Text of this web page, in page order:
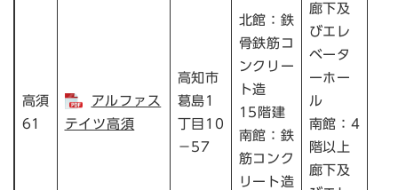
高須
61
アルファス
テイツ高須
高知市
葛島1
丁目10
－57
北館：鉄
骨鉄筋コ
ンクリー
ト造
15階建
南館：鉄
筋コンク
リート造
廊下及
びエレ
ベータ
ーホー
ル
南館：4
階以上
廊下及